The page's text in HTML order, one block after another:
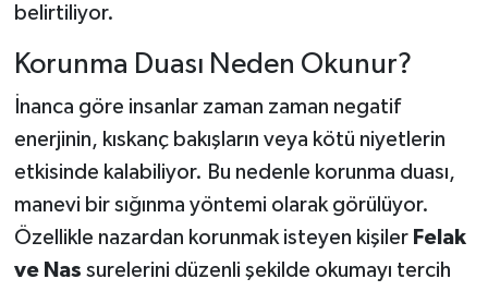
belirtiliyor.
Korunma Duası Neden Okunur?
İnanca göre insanlar zaman zaman negatif
enerjinin, kıskanç bakışların veya kötü niyetlerin
etkisinde kalabiliyor. Bu nedenle korunma duası,
manevi bir sığınma yöntemi olarak görülüyor.
Özellikle nazardan korunmak isteyen kişiler Felak
ve Nas surelerini düzenli şekilde okumayı tercih